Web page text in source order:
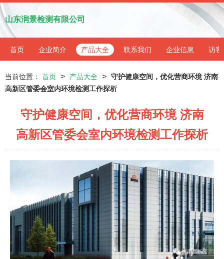
山东润景检测有限公司
首页 企业简介 产品大全 联系我们 企业信息 访客
当前位置： 首页 > 产品大全 > 守护健康空间，优化营商环境 济南
高新区管委会室内环境检测工作探析
守护健康空间，优化营商环境 济南
高新区管委会室内环境检测工作探析